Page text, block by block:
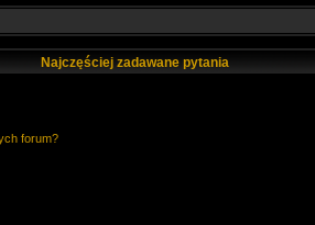
Najczęściej zadawane pytania
forum?